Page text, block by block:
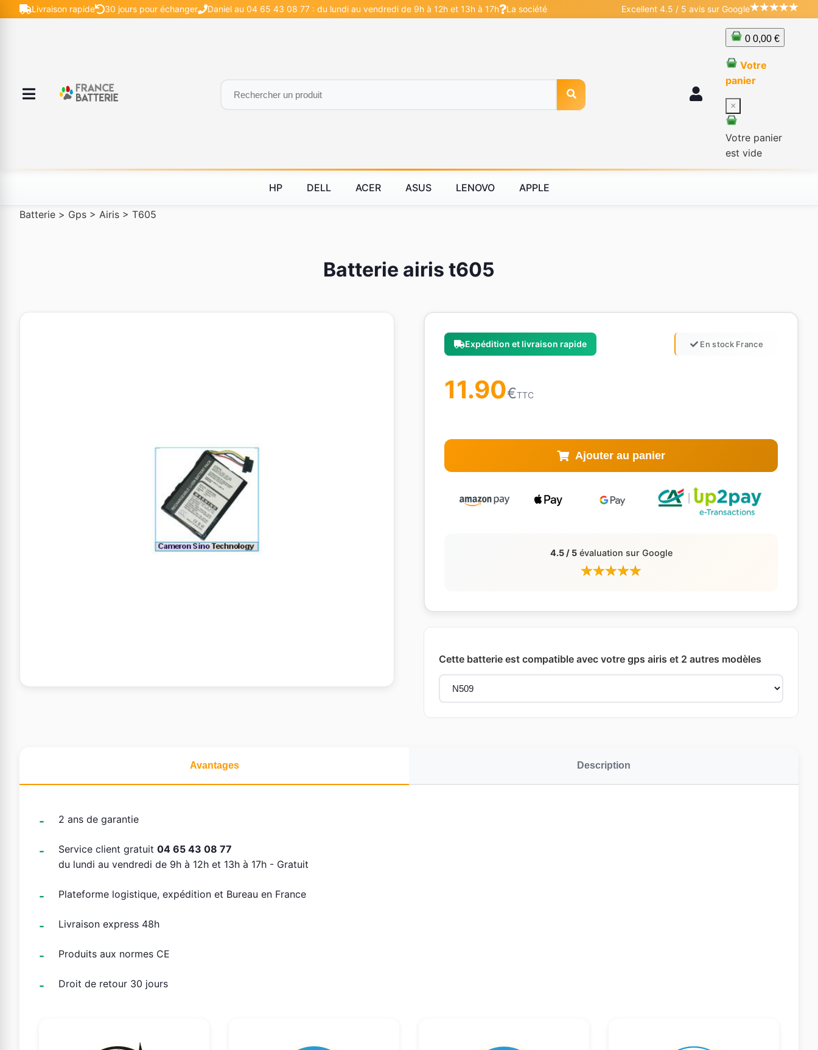
Livraison rapide 30 jours pour échanger Daniel au 04 65 43 08 77 : du lundi au vendredi de 9h à 12h et 13h à 17h La société Excellent 4.5 / 5 avis sur Google
0 0,00 €
Votre
panier
×
Votre panier
est vide
HP DELL ACER ASUS LENOVO APPLE
Batterie > Gps > Airis > T605
Batterie airis t605
Expédition et livraison rapide En stock France
11.90€TTC
Ajouter au panier
4.5 / 5évaluation sur Google
Cette batterie est compatible avec votre gps airis et 2 autres modèles
Avantages Description
2 ans de garantie
Service client gratuit 04 65 43 08 77
du lundi au vendredi de 9h à 12h et 13h à 17h - Gratuit
Plateforme logistique, expédition et Bureau en France
Livraison express 48h
Produits aux normes CE
Droit de retour 30 jours